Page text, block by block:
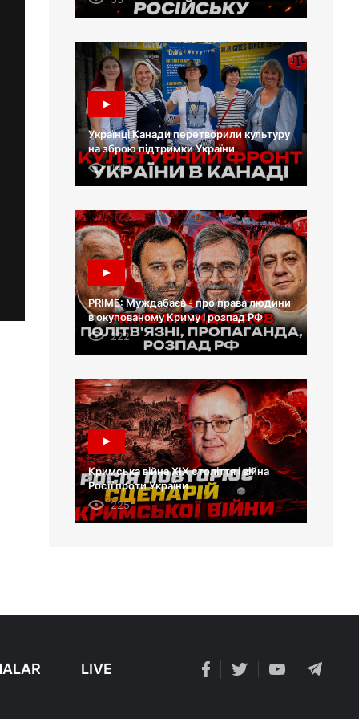
Українці Канади перетворили культуру
на зброю підтримки України
145
PRIME: Муждабаєв - про права людини
в окупованому Криму і розпад РФ
222
Кримська війна XIX століття і війна
Росії проти України
225
LIVE